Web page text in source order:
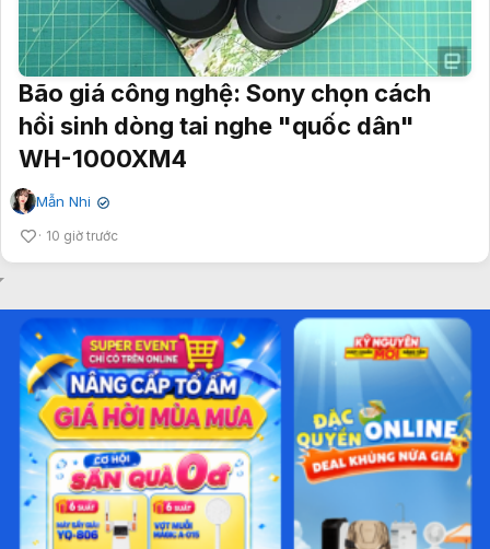
Bão giá công nghệ: Sony chọn cách
hồi sinh dòng tai nghe "quốc dân"
WH-1000XM4
Mẫn Nhi ✔
10 giờ trước